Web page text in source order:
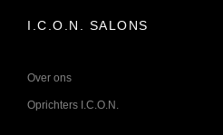
I.C.O.N. SALONS
Over ons
Oprichters I.C.O.N.